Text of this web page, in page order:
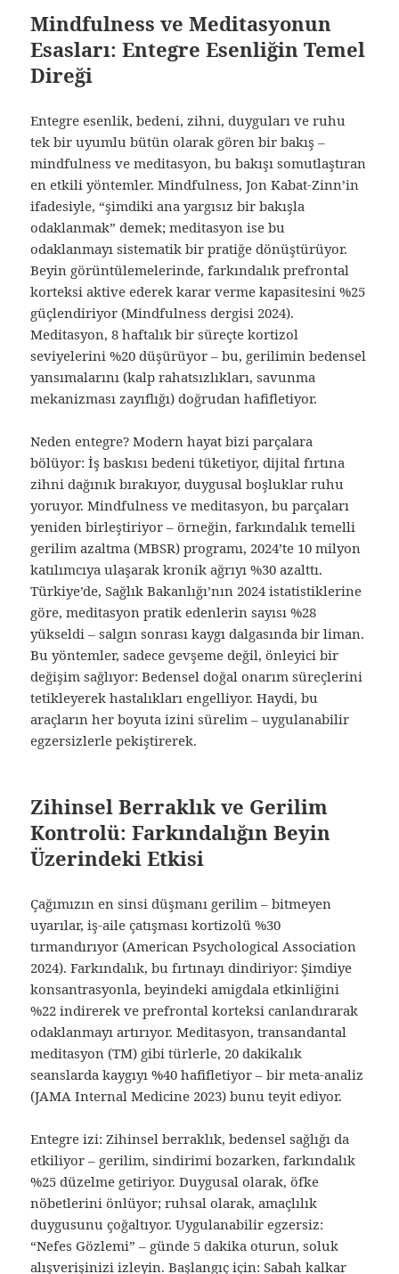
Mindfulness ve Meditasyonun
Esasları: Entegre Esenliğin Temel
Direği
Entegre esenlik, bedeni, zihni, duyguları ve ruhu
tek bir uyumlu bütün olarak gören bir bakış –
mindfulness ve meditasyon, bu bakışı somutlaştıran
en etkili yöntemler. Mindfulness, Jon Kabat-Zinn’in
ifadesiyle, “şimdiki ana yargısız bir bakışla
odaklanmak” demek; meditasyon ise bu
odaklanmayı sistematik bir pratiğe dönüştürüyor.
Beyin görüntülemelerinde, farkındalık prefrontal
korteksi aktive ederek karar verme kapasitesini %25
güçlendiriyor (Mindfulness dergisi 2024).
Meditasyon, 8 haftalık bir süreçte kortizol
seviyelerini %20 düşürüyor – bu, gerilimin bedensel
yansımalarını (kalp rahatsızlıkları, savunma
mekanizması zayıflığı) doğrudan hafifletiyor.
Neden entegre? Modern hayat bizi parçalara
bölüyor: İş baskısı bedeni tüketiyor, dijital fırtına
zihni dağınık bırakıyor, duygusal boşluklar ruhu
yoruyor. Mindfulness ve meditasyon, bu parçaları
yeniden birleştiriyor – örneğin, farkındalık temelli
gerilim azaltma (MBSR) programı, 2024’te 10 milyon
katılımcıya ulaşarak kronik ağrıyı %30 azalttı.
Türkiye’de, Sağlık Bakanlığı’nın 2024 istatistiklerine
göre, meditasyon pratik edenlerin sayısı %28
yükseldi – salgın sonrası kaygı dalgasında bir liman.
Bu yöntemler, sadece gevşeme değil, önleyici bir
değişim sağlıyor: Bedensel doğal onarım süreçlerini
tetikleyerek hastalıkları engelliyor. Haydi, bu
araçların her boyuta izini sürelim – uygulanabilir
egzersizlerle pekiştirerek.
Zihinsel Berraklık ve Gerilim
Kontrolü: Farkındalığın Beyin
Üzerindeki Etkisi
Çağımızın en sinsi düşmanı gerilim – bitmeyen
uyarılar, iş-aile çatışması kortizolü %30
tırmandırıyor (American Psychological Association
2024). Farkındalık, bu fırtınayı dindiriyor: Şimdiye
konsantrasyonla, beyindeki amigdala etkinliğini
%22 indirerek ve prefrontal korteksi canlandırarak
odaklanmayı artırıyor. Meditasyon, transandantal
meditasyon (TM) gibi türlerle, 20 dakikalık
seanslarda kaygıyı %40 hafifletiyor – bir meta-analiz
(JAMA Internal Medicine 2023) bunu teyit ediyor.
Entegre izi: Zihinsel berraklık, bedensel sağlığı da
etkiliyor – gerilim, sindirimi bozarken, farkındalık
%25 düzelme getiriyor. Duygusal olarak, öfke
nöbetlerini önlüyor; ruhsal olarak, amaçlılık
duygusunu çoğaltıyor. Uygulanabilir egzersiz:
“Nefes Gözlemi” – günde 5 dakika oturun, soluk
alışverişinizi izleyin. Başlangıç için: Sabah kalkar